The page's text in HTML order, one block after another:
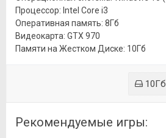
Процессор: Intel Core i3
Оперативная память: 8Гб
Видеокарта: GTX 970
Памяти на Жестком Диске: 10Гб
10Гб
Рекомендуемые игры: